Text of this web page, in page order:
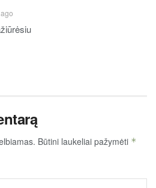
Būtini laukeliai pažymėti *